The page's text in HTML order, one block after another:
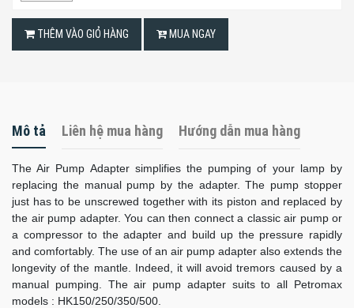
THÊM VÀO GIỎ HÀNG MUA NGAY
Mô tả Liên hệ mua hàng Hướng dẫn mua hàng
The Air Pump Adapter simplifies the pumping of your lamp by
replacing the manual pump by the adapter. The pump stopper
just has to be unscrewed together with its piston and replaced by
the air pump adapter. You can then connect a classic air pump or
a compressor to the adapter and build up the pressure rapidly
and comfortably. The use of an air pump adapter also extends the
longevity of the mantle. Indeed, it will avoid tremors caused by a
manual pumping. The air pump adapter suits to all Petromax
models : HK150/250/350/500.